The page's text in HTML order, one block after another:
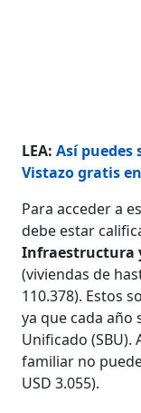
LEA:Así puedes
Vistazo gratis
Para acceder a
debe estar
Infraestructura
(viviendas de
110.378). Estos
ya que cada año
Unificado (SBU).
familiar no
USD 3.055).